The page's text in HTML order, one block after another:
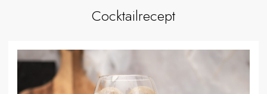
Cocktailrecept